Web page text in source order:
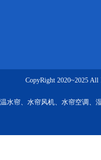
CopyRight 2020~2025
水帘、水帘风机、水帘空调、